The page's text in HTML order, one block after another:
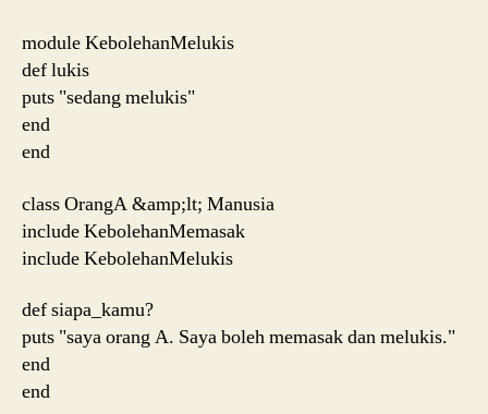
module KebolehanMelukis
def lukis
puts "sedang melukis"
end
end
class OrangA &amp;lt; Manusia
include KebolehanMemasak
include KebolehanMelukis
def siapa_kamu?
puts "saya orang A. Saya boleh memasak dan melukis."
end
end